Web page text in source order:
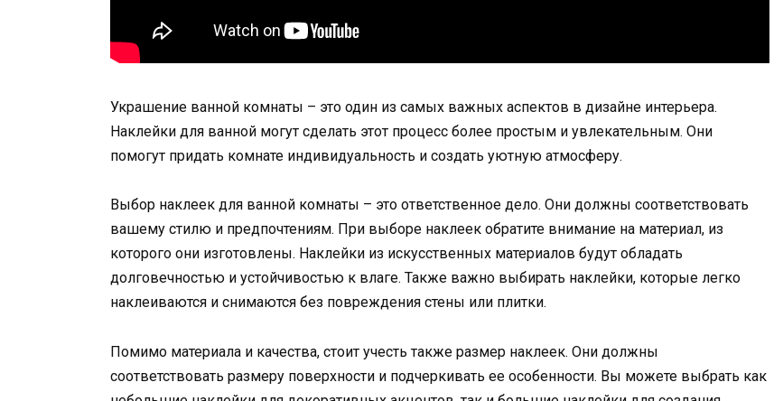
Украшение ванной комнаты – это один из самых важных аспектов в дизайне интерьера.
Наклейки для ванной могут сделать этот процесс более простым и увлекательным. Они
помогут придать комнате индивидуальность и создать уютную атмосферу.
Выбор наклеек для ванной комнаты – это ответственное дело. Они должны соответствовать
вашему стилю и предпочтениям. При выборе наклеек обратите внимание на материал, из
которого они изготовлены. Наклейки из искусственных материалов будут обладать
долговечностью и устойчивостью к влаге. Также важно выбирать наклейки, которые легко
наклеиваются и снимаются без повреждения стены или плитки.
Помимо материала и качества, стоит учесть также размер наклеек. Они должны
соответствовать размеру поверхности и подчеркивать ее особенности. Вы можете выбрать как